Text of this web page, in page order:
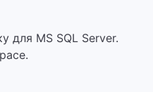
для MS SQL Server.